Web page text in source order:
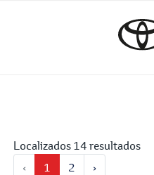
Localizados 14 resultados
‹
1 2 ›